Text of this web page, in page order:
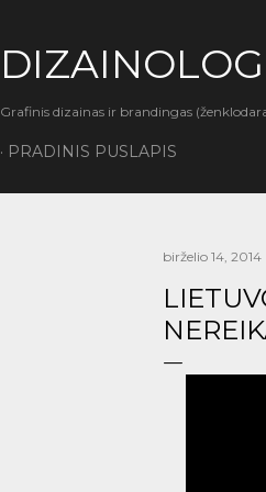
Grafinis dizainas ir brandingas
PRADINIS PUSLAPIS
birželio 14, 2014